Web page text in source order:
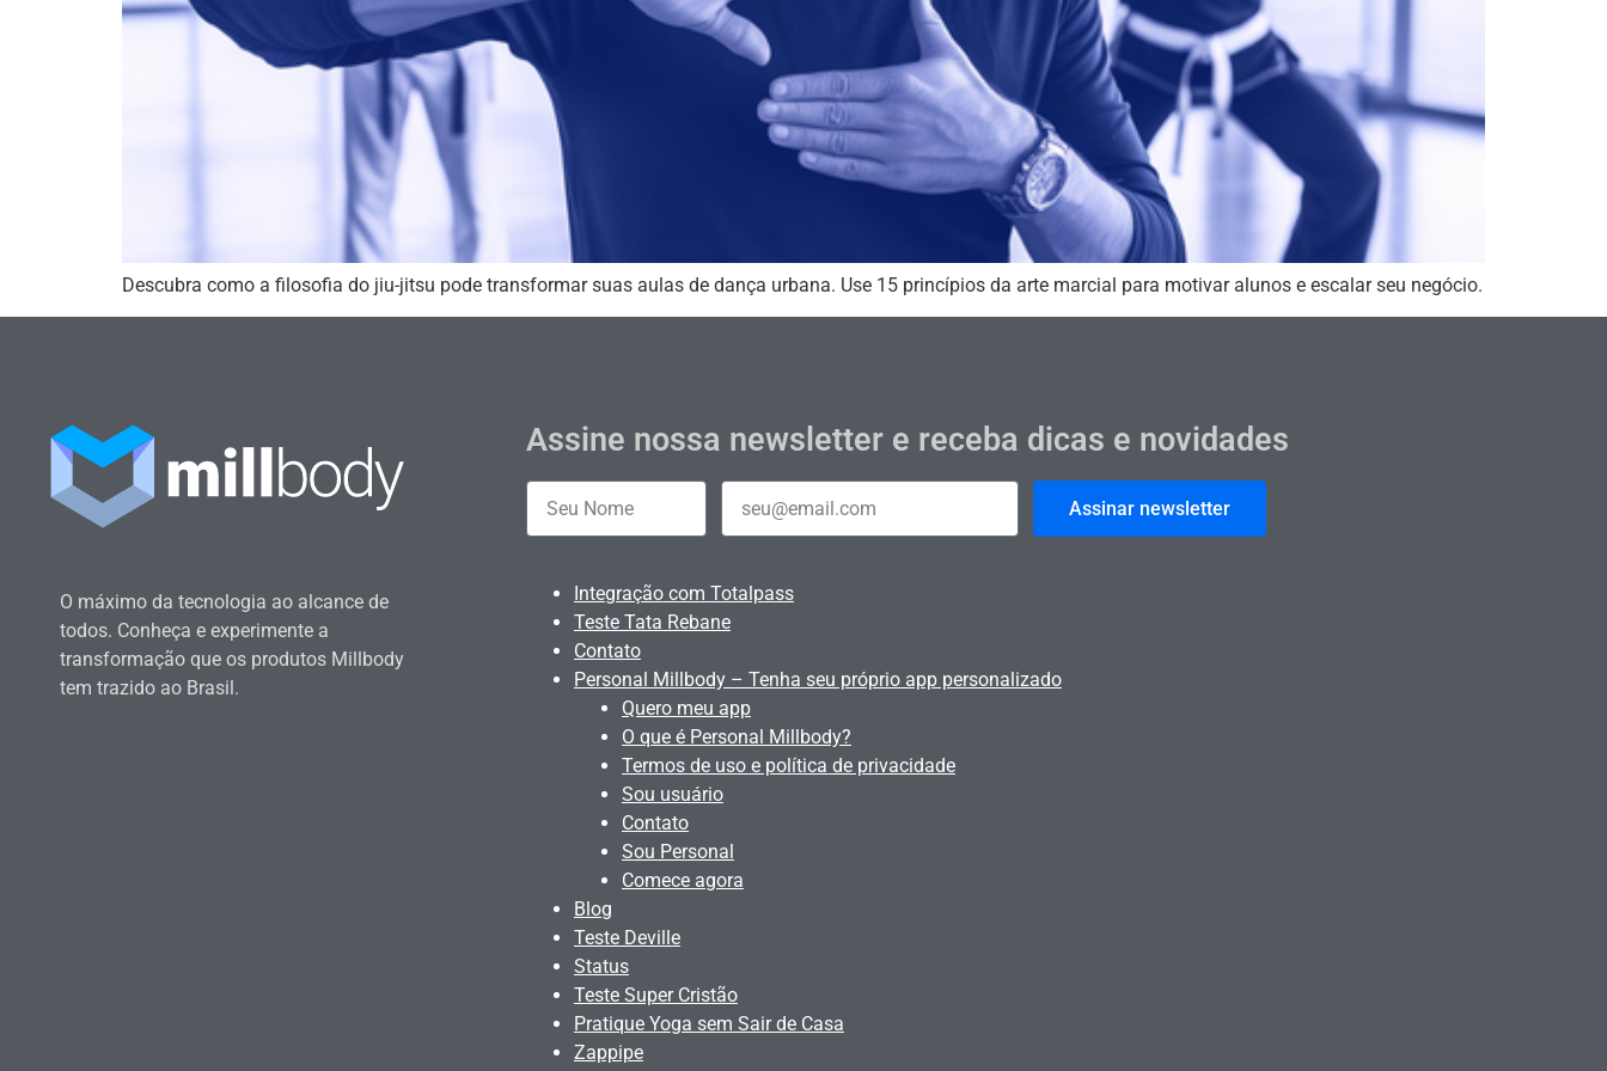
Descubra como a filosofia do jiu-jitsu pode transformar suas aulas de dança urbana. Use 15 princípios da arte marcial para motivar alunos e escalar seu negócio.
O máximo da tecnologia ao alcance de
todos. Conheça e experimente a
transformação que os produtos Millbody
tem trazido ao Brasil.
Assine nossa newsletter e receba dicas e novidades
Assinar newsletter
Integração com Totalpass
Teste Tata Rebane
Contato
Personal Millbody – Tenha seu próprio app personalizado
Quero meu app
O que é Personal Millbody?
Termos de uso e política de privacidade
Sou usuário
Contato
Sou Personal
Comece agora
Blog
Teste Deville
Status
Teste Super Cristão
Pratique Yoga sem Sair de Casa
Zappipe